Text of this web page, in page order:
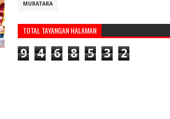
MURATARA
TOTAL TAYANGAN HALAMAN
9 4 6 8 5 3 2